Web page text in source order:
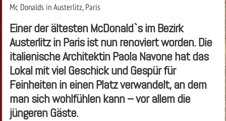
Mc Donalds in Austerlitz, Paris
Einer der ältesten McDonald`s im Bezirk
Austerlitz in Paris ist nun renoviert worden. Die
italienische Architektin Paola Navone hat das
Lokal mit viel Geschick und Gespür für
Feinheiten in einen Platz verwandelt, an dem
man sich wohlfühlen kann – vor allem die
jüngeren Gäste.